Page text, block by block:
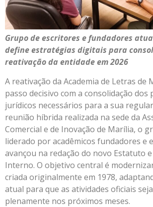
Grupo de escritores e fundadores
define estratégias digitais para
reativação da entidade em 2026
A reativação da Academia de Letras de
passo decisivo com a consolidação dos
jurídicos necessários para a sua
reunião híbrida realizada na sede da
Comercial e de Inovação de Marília, o
liderado por acadêmicos fundadores e
avançou na redação do novo Estatuto
Interno. O objetivo central é
criada originalmente em 1978,
atual para que as atividades oficiais
plenamente nos próximos meses.